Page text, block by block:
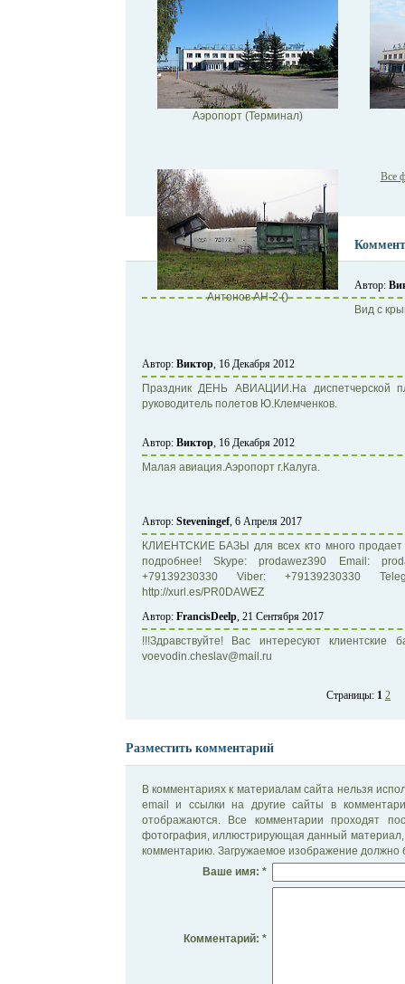
Аэропорт (Терминал)
Антонов АН-2 ()
Все
Автор:
Вид с
Автор: Виктор, 16 Декабря 2012
Праздник ДЕНЬ АВИАЦИИ.На диспетчерской
руководитель полетов Ю.Клемченков.
Автор: Виктор, 16 Декабря 2012
Малая авиация.Аэропорт г.Калуга.
Автор: Steveningef, 6 Апреля 2017
КЛИЕНТСКИЕ БАЗЫ для всех кто много
подробнее! Skype: prodawez390 Email:
+79139230330 Viber: +79139230330
http://xurl.es/PR0DAWEZ
Автор: FrancisDeelp, 21 Сентября 2017
!!!Здравствуйте! Вас интересуют
voevodin.cheslav@mail.ru
Страницы: 1 2
Разместить комментарий
В комментариях к материалам сайта нельзя
email и ссылки на другие сайты в
отображаются. Все комментарии проходят
фотография, иллюстрирующая данный материал,
комментарию. Загружаемое изображение должно
Ваше имя: *
Комментарий: *